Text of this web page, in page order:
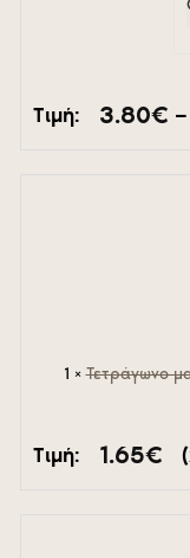
Τιμή: 3.80€ –
1 ×Τετράγωνο
Τιμή:
1.65€